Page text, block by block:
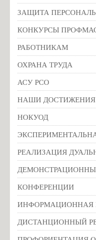
ЗАЩИТА
КОНКУРСЫ
РАБОТНИКАМ
ОХРАНА ТРУДА
АСУ РСО
НАШИ ДОСТИЖЕНИЯ
НОКУОД
РЕАЛИЗАЦИЯ
КОНФЕРЕНЦИИ
ИНФОРМАЦИОННАЯ
ДИСТАНЦИОННЫЙ